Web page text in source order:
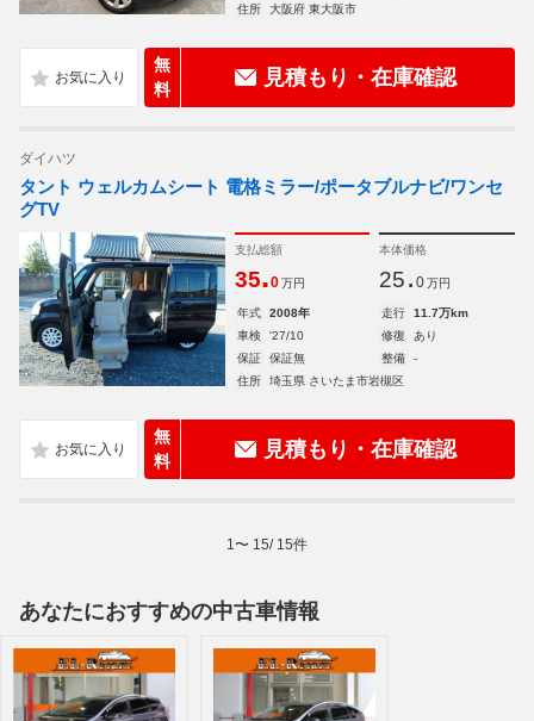
住所
大阪府 東大阪市
無
料
見積もり・在庫確認
ダイハツ
タント ウェルカムシート 電格ミラー/ポータブルナビ/ワンセ
グTV
支払総額
35.0 万円
本体価格
25. 0 万円
年式 2008年 走行
11.7万km
車検
'27/10 修復
あり
保証
保証無 整備
-
住所
埼玉県 さいたま市岩槻区
無
料
見積もり・在庫確認
1 〜 15/ 15件
あなたにおすすめの中古車情報